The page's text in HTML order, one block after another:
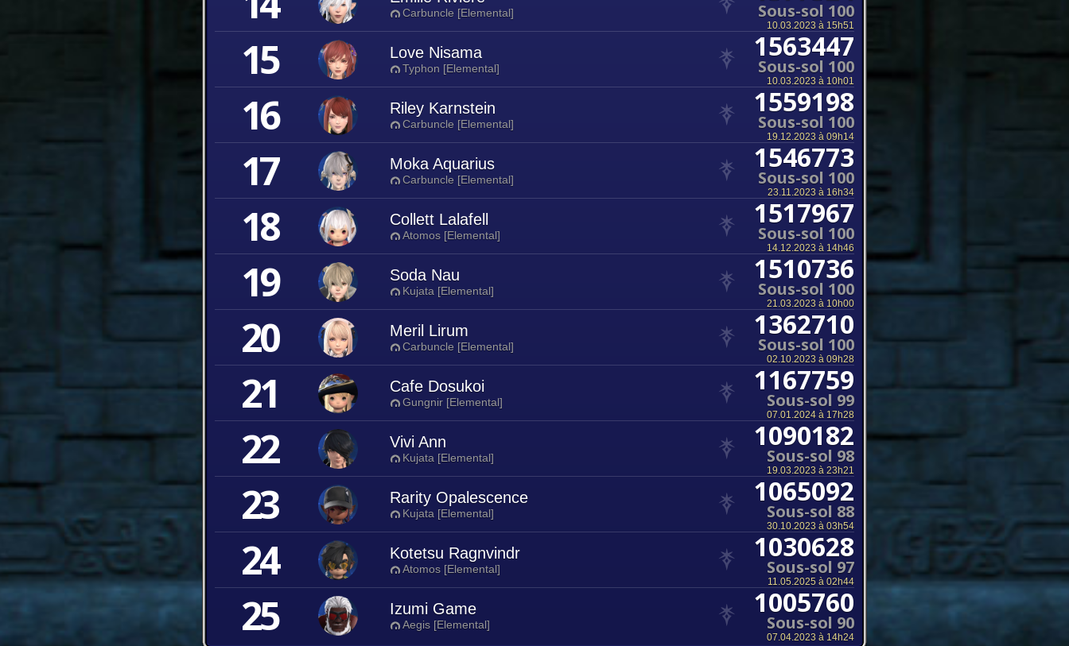
Carbuncle [Elemental] Sous-sol 100
10.03.2023 à 15h51
15 Love Nisama
Typhon [Elemental]
1563447
Sous-sol 100
10.03.2023 à 10h01
16 Riley Karnstein
Carbuncle [Elemental]
1559198
Sous-sol 100
19.12.2023 à 09h14
17 Moka Aquarius
Carbuncle [Elemental]
1546773
Sous-sol 100
23.11.2023 à 16h34
18 Collett Lalafell
Atomos [Elemental]
1517967
Sous-sol 100
14.12.2023 à 14h46
19 Soda Nau
Kujata [Elemental]
1510736
Sous-sol 100
21.03.2023 à 10h00
20 Meril Lirum
Carbuncle [Elemental]
1362710
Sous-sol 100
02.10.2023 à 09h28
21 Cafe Dosukoi
Gungnir [Elemental]
1167759
Sous-sol 99
07.01.2024 à 17h28
22 Vivi Ann
Kujata [Elemental]
1090182
Sous-sol 98
19.03.2023 à 23h21
23 Rarity Opalescence
Kujata [Elemental]
1065092
Sous-sol 88
30.10.2023 à 03h54
24 Kotetsu Ragnvindr
Atomos [Elemental]
1030628
Sous-sol 97
11.05.2025 à 02h44
25 Izumi Game
Aegis [Elemental]
1005760
Sous-sol 90
07.04.2023 à 14h24